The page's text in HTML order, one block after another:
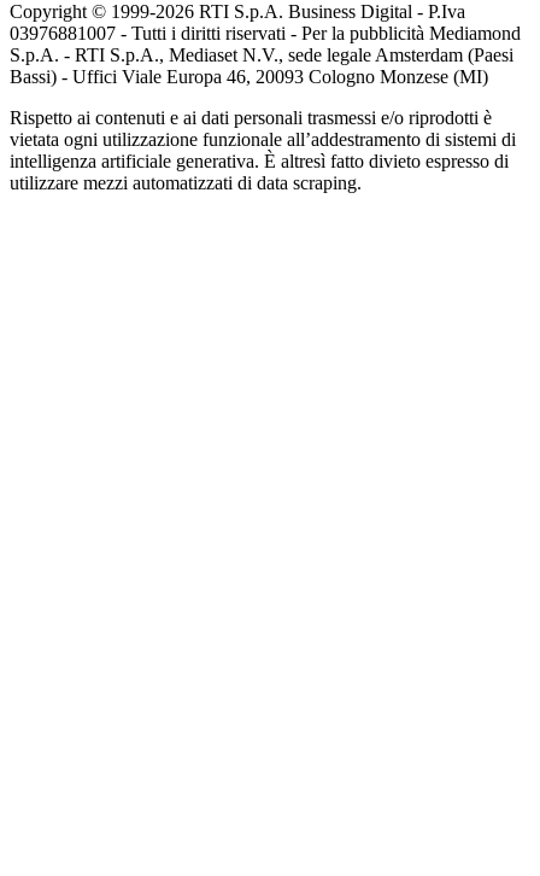
Copyright © 1999-2026 RTI S.p.A. Business Digital - P.Iva
03976881007 - Tutti i diritti riservati - Per la pubblicità Mediamond
S.p.A. - RTI S.p.A., Mediaset N.V., sede legale Amsterdam (Paesi
Bassi) - Uffici Viale Europa 46, 20093 Cologno Monzese (MI)
Rispetto ai contenuti e ai dati personali trasmessi e/o riprodotti è
vietata ogni utilizzazione funzionale all’addestramento di sistemi di
intelligenza artificiale generativa. È altresì fatto divieto espresso di
utilizzare mezzi automatizzati di data scraping.